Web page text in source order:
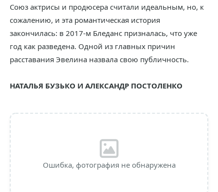
Союз актрисы и продюсера считали идеальным, но, к
сожалению, и эта романтическая история
закончилась: в 2017-м Бледанс призналась, что уже
год как разведена. Одной из главных причин
расставания Эвелина назвала свою публичность.
НАТАЛЬЯ БУЗЬКО И АЛЕКСАНДР ПОСТОЛЕНКО
Ошибка, фотография не обнаружена